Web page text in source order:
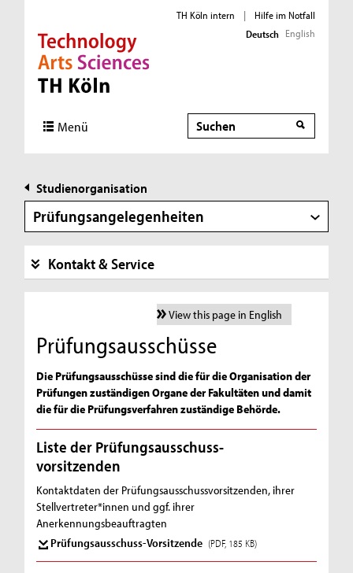
Direkt zur Hauptnavigation
Direkt zur Subnavigation
Direkt zum Inhalt
Direkt zum Fußbereich
TH Köln intern |
Hilfe im Notfall
Deutsch English
Menü Suche
Studienorganisation
Prüfungsangelegenheiten
Kontakt & Service
View this page in English
Prüfungsausschüsse
Die Prüfungsausschüsse sind die für die Organisation der
Prüfungen zuständigen Organe der Fakultäten und damit
die für die Prüfungsverfahren zuständige Behörde.
Liste der Prüfungsausschuss-
vorsitzenden
Kontaktdaten der Prüfungsausschussvorsitzenden, ihrer
Stellvertreter*innen und ggf. ihrer
Anerkennungsbeauftragten
Prüfungsausschuss-Vorsitzende (PDF, 185 KB)